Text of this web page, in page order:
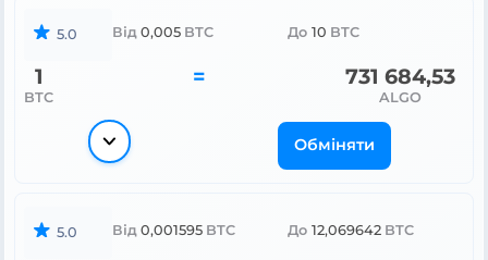
5.0 Від 0,005 BTC До 10 BTC
1
BTC
= 731 684,53
ALGO
Обміняти
5.0 Від 0,001595 BTC До 12,069642 BTC